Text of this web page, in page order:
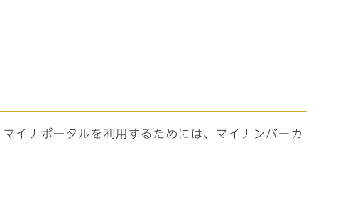
イナポータルを利用するためには、マイナンバーカ